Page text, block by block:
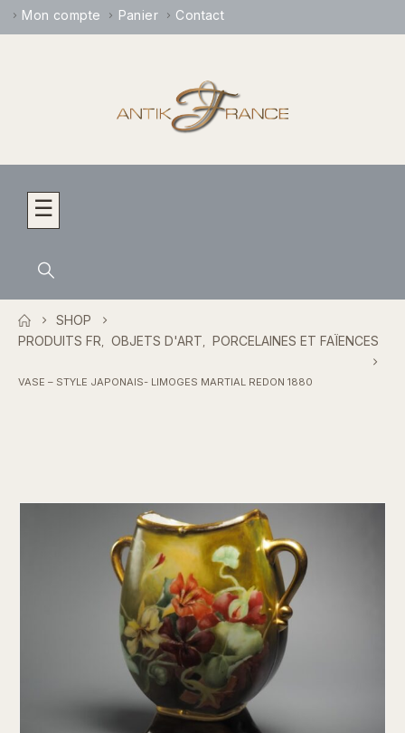
Mon compte Panier Contact
☰
SHOP
PRODUITS FR, OBJETS D'ART, PORCELAINES ET FAÏENCES
VASE – STYLE JAPONAIS- LIMOGES MARTIAL REDON 1880